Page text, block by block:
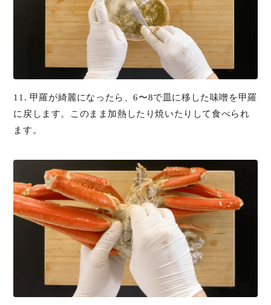
11. 甲羅が綺麗になったら、6〜8で皿に移した味噌を甲羅
に戻します。このまま加熱したり焼いたりして食べられ
ます。